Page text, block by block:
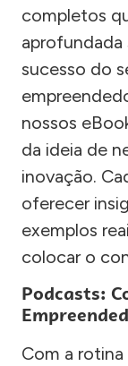
completos
aprofundada
sucesso do
nossos
da ideia de
inovação.
oferecer
exemplos
colocar o
Podcasts:
Com a